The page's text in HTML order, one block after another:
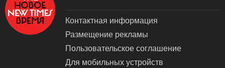
Контактная информация
Размещение рекламы
Пользовательское соглашение
Для мобильных устройств